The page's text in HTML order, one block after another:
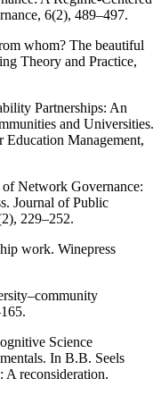
6(2), 489–497.
whom? The beautiful
Theory and Practice,
Partnerships: An
and Universities.
Management,
Network Governance:
Journal of Public
229–252.
work. Winepress
Science
In B.B. Seels
A reconsideration.